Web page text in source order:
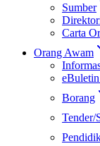
Sumber
Carta
Orang Awam
Borang
Tender/